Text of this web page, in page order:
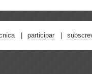
participar